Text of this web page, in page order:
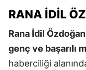
RANA İDIL
Rana İdil
genç ve başarılı
haberciliği